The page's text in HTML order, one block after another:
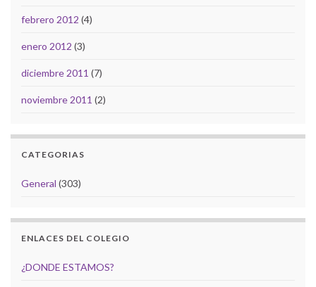
febrero 2012 (4)
enero 2012 (3)
diciembre 2011 (7)
noviembre 2011 (2)
CATEGORIAS
General (303)
ENLACES DEL COLEGIO
¿DONDE ESTAMOS?